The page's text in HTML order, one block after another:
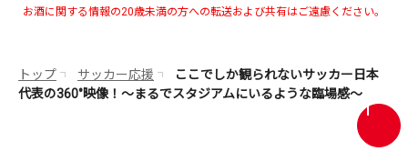
お酒に関する情報の20歳未満の方への転送および共有はご遠慮ください。
トップ サッカー応援
ここでしか観られないサッカー日本
代表の360°映像！～まるでスタジアムにいるような臨場感～
画
面